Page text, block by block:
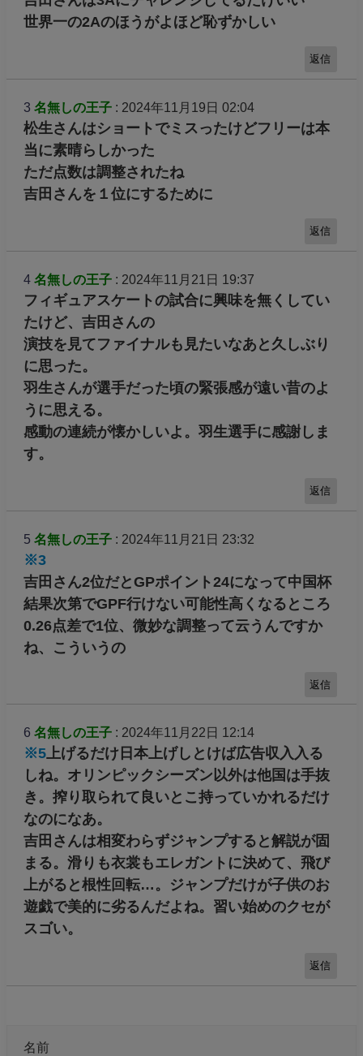
世界一の2Aのほうがよほど恥ずかしい
返信
3 名無しの王子: 2024年11月19日 02:04
松生さんはショートでミスったけどフリーは本
当に素晴らしかった
ただ点数は調整されたね
吉田さんを１位にするために
返信
4 名無しの王子: 2024年11月21日 19:37
フィギュアスケートの試合に興味を無くしてい
たけど、吉田さんの
演技を見てファイナルも見たいなあと久しぶり
に思った。
羽生さんが選手だった頃の緊張感が遠い昔のよ
うに思える。
感動の連続が懐かしいよ。羽生選手に感謝しま
す。
返信
5 名無しの王子: 2024年11月21日 23:32
※3
吉田さん2位だとGPポイント24になって中国杯
結果次第でGPF行けない可能性高くなるところ
0.26点差で1位、微妙な調整って云うんですか
ね、こういうの
返信
6 名無しの王子: 2024年11月22日 12:14
※5上げるだけ日本上げしとけば広告収入入る
しね。オリンピックシーズン以外は他国は手抜
き。搾り取られて良いとこ持っていかれるだけ
なのになあ。
吉田さんは相変わらずジャンプすると解説が固
まる。滑りも衣裳もエレガントに決めて、飛び
上がると根性回転…。ジャンプだけが子供のお
遊戯で美的に劣るんだよね。習い始めのクセが
スゴい。
返信
名前